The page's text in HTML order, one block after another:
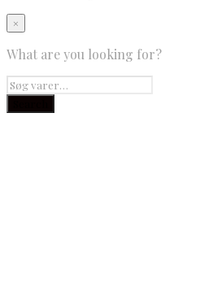
×
What are you looking for?